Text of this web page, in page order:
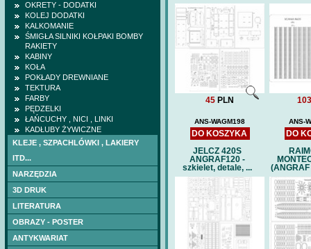
OKRETY - DODATKI
KOLEJ DODATKI
KALKOMANIE
ŚMIGŁA SILNIKI KOŁPAKI BOMBY
RAKIETY
KABINY
KOŁA
POKŁADY DREWNIANE
TEKTURA
FARBY
PĘDZELKI
ŁAŃCUCHY , NICI , LINKI
KADŁUBY ŻYWICZNE
KLEJE , SZPACHLÓWKI , LAKIERY
ITD...
NARZĘDZIA
3D DRUK
LITERATURA
OBRAZY - POSTER
ANTYKWARIAT
45 PLN
ANS-WAGM198
DO KOSZYKA
ANS-
DO
JELCZ 420S
ANGRAF120 -
szkielet, detale, ...
SZD-18 Czajka
USZKODZONA
Cena:15